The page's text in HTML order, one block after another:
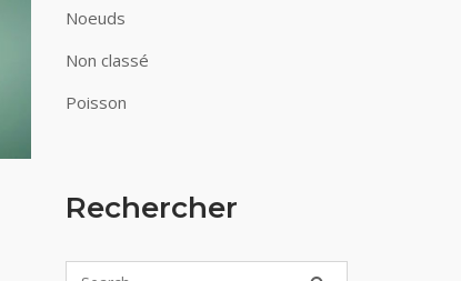
Noeuds
Non classé
Poisson
Rechercher